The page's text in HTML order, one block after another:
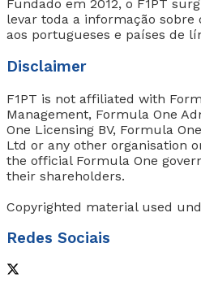
Fundado em 2012, o F1PT
levar toda a informação sobre
aos portugueses e países de
Disclaimer
F1PT is not affiliated with
Management, Formula One
One Licensing BV, Formula
Ltd or any other organisation
the official Formula One
their shareholders.
Copyrighted material used
Redes Sociais